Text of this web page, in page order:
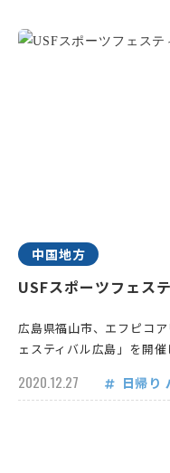
中国地方
USFスポーツフェス
広島県福山市、エフピコ
ェスティバル広島」を開催
2020.12.27 日帰り